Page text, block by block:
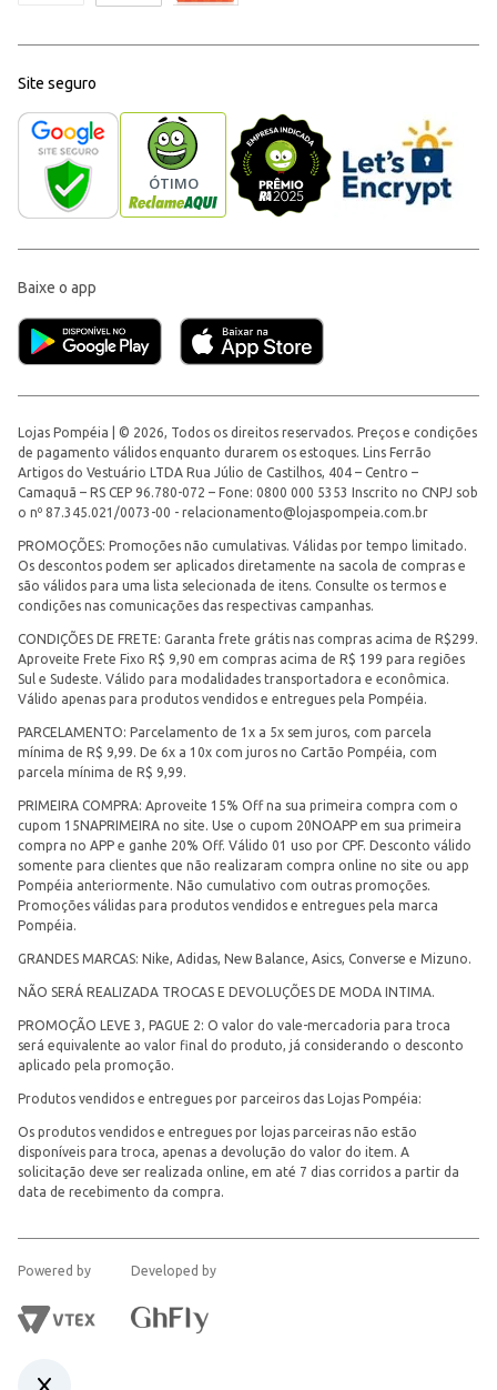
Site seguro
Baixe o app
Lojas Pompéia | © 2026, Todos os direitos reservados. Preços e condições
de pagamento válidos enquanto durarem os estoques. Lins Ferrão
Artigos do Vestuário LTDA Rua Júlio de Castilhos, 404 – Centro –
Camaquã – RS CEP 96.780-072 – Fone: 0800 000 5353 Inscrito no CNPJ sob
o nº 87.345.021/0073-00 - relacionamento@lojaspompeia.com.br
PROMOÇÕES: Promoções não cumulativas. Válidas por tempo limitado.
Os descontos podem ser aplicados diretamente na sacola de compras e
são válidos para uma lista selecionada de itens. Consulte os termos e
condições nas comunicações das respectivas campanhas.
CONDIÇÕES DE FRETE: Garanta frete grátis nas compras acima de R$299.
Aproveite Frete Fixo R$ 9,90 em compras acima de R$ 199 para regiões
Sul e Sudeste. Válido para modalidades transportadora e econômica.
Válido apenas para produtos vendidos e entregues pela Pompéia.
PARCELAMENTO: Parcelamento de 1x a 5x sem juros, com parcela
mínima de R$ 9,99. De 6x a 10x com juros no Cartão Pompéia, com
parcela mínima de R$ 9,99.
PRIMEIRA COMPRA: Aproveite 15% Off na sua primeira compra com o
cupom 15NAPRIMEIRA no site. Use o cupom 20NOAPP em sua primeira
compra no APP e ganhe 20% Off. Válido 01 uso por CPF. Desconto válido
somente para clientes que não realizaram compra online no site ou app
Pompéia anteriormente. Não cumulativo com outras promoções.
Promoções válidas para produtos vendidos e entregues pela marca
Pompéia.
GRANDES MARCAS: Nike, Adidas, New Balance, Asics, Converse e Mizuno.
NÃO SERÁ REALIZADA TROCAS E DEVOLUÇÕES DE MODA INTIMA.
PROMOÇÃO LEVE 3, PAGUE 2: O valor do vale-mercadoria para troca
será equivalente ao valor final do produto, já considerando o desconto
aplicado pela promoção.
Produtos vendidos e entregues por parceiros das Lojas Pompéia:
Os produtos vendidos e entregues por lojas parceiras não estão
disponíveis para troca, apenas a devolução do valor do item. A
solicitação deve ser realizada online, em até 7 dias corridos a partir da
data de recebimento da compra.
Powered by Developed by